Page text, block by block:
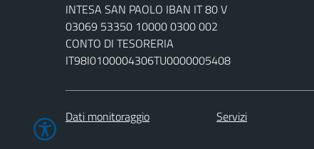
INTESA SAN PAOLO IBAN IT 80 V
03069 53350 10000 0300 002
CONTO DI TESORERIA
IT98I0100004306TU0000005408
Dati monitoraggio Servizi